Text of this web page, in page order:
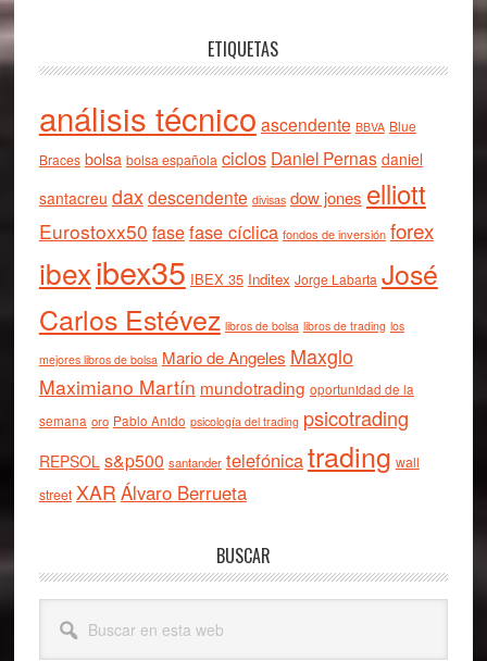
ETIQUETAS
análisis técnico ascendente BBVA Blue
Braces bolsa bolsa española ciclos Daniel Pernas daniel
santacreu daxdescendente divisas dow jones elliott
Eurostoxx50 fasefase cíclica fondos de inversión forex
ibexibex35 IBEX 35 Inditex Jorge Labarta José
Carlos Estévez libros de bolsa libros de trading los
mejores libros de bolsa Mario de Angeles Maxglo
Maximiano Martín mundotrading oportunidad de la
semana oro Pablo Anido psicología del trading psicotrading
REPSOL s&p500 santander telefónicatrading wall
street XAR Álvaro Berrueta
BUSCAR